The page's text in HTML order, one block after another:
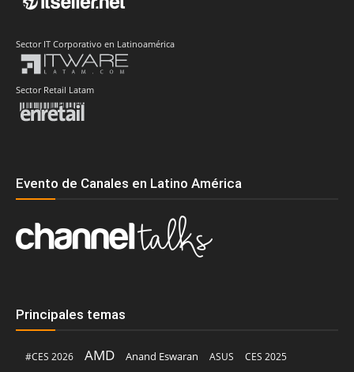
Sector IT Corporativo en Latinoamérica
Sector Retail Latam
Evento de Canales en Latino América
Principales temas
#CES 2026 AMD Anand Eswaran ASUS
CES 2025